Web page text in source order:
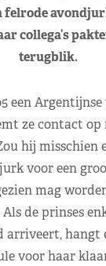
felrode
collega’s
terugblik.
een
ze contact op
hij misschien
voor een
mag
de prinses
arriveert, hangt
voor haar